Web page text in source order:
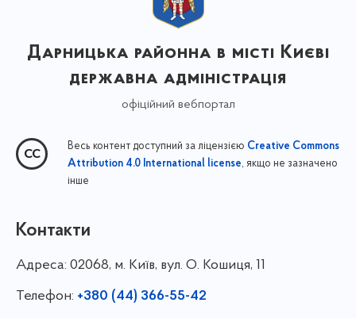
Дарницька районна в місті Києві
державна адміністрація
офіційний вебпортал
Весь контент доступний за ліцензією Creative Commons
Attribution 4.0 International license, якщо не зазначено
інше
Контакти
Адреса: 02068, м. Київ, вул. О. Кошиця, 11
Телефон: +380 (44) 366-55-42